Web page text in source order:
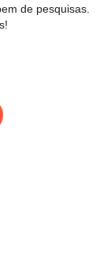
de pesquisas.